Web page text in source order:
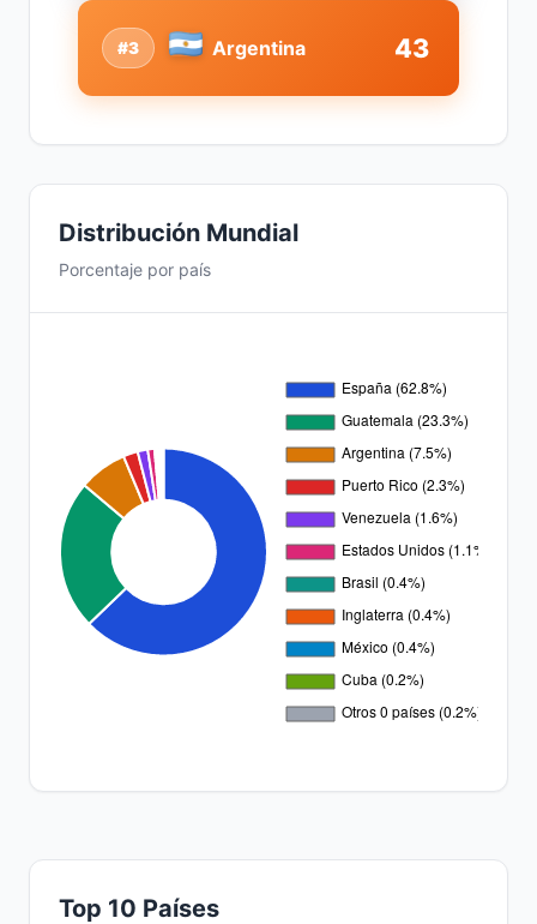
#3 Argentina 43
Distribución Mundial
Porcentaje por país
Top 10 Países